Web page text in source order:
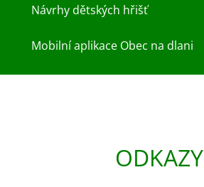
Návrhy dětských hřišť
Mobilní aplikace Obec na dlani
ODKAZY